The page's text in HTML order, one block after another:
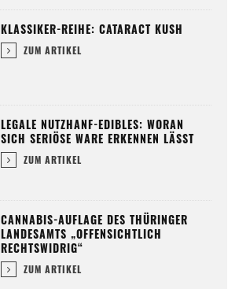
KLASSIKER-REIHE: CATARACT KUSH
ZUM ARTIKEL
LEGALE NUTZHANF-EDIBLES: WORAN
SICH SERIÖSE WARE ERKENNEN LÄSST
ZUM ARTIKEL
CANNABIS-AUFLAGE DES THÜRINGER
LANDESAMTS „OFFENSICHTLICH
RECHTSWIDRIG“
ZUM ARTIKEL